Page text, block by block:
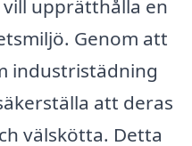
upprätthålla en
Genom att
industristädning
att deras
välskötta. Detta